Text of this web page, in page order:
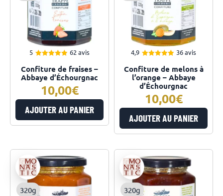
5
sur 5
62 avis
Confiture de fraises –
Abbaye d’Échourgnac
10,00
AJOUTER AU PANIER
4,9
sur 5
36 avis
Confiture de melons à
l’orange – Abbaye
d’Échourgnac
10,00
AJOUTER AU PANIER
320g 320g